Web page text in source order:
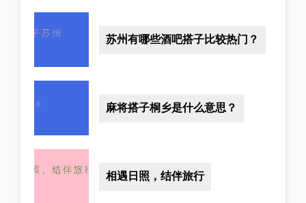
苏州有哪些酒吧搭子比较热门？
麻将搭子桐乡是什么意思？
相遇日照，结伴旅行